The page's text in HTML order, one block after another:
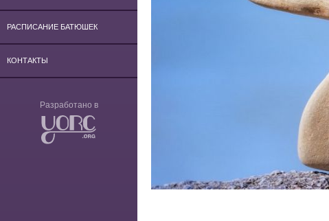
РАСПИСАНИЕ БАТЮШЕК
КОНТАКТЫ
Разработано в